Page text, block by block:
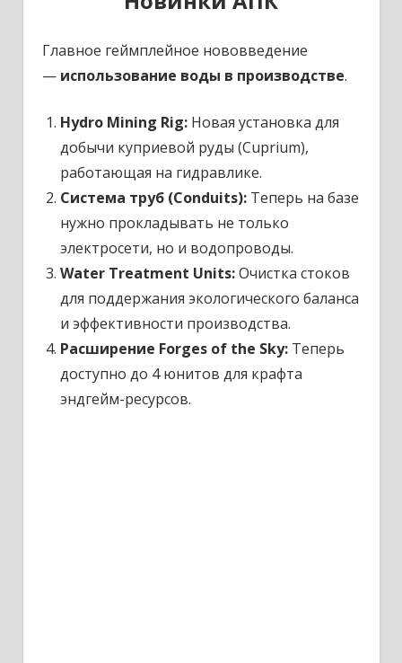
Главное геймплейное нововведение
— использование воды в производстве.
Hydro Mining Rig:Новая установка для
добычи куприевой руды (Cuprium),
работающая на гидравлике.
Система труб (Conduits):Теперь на базе
нужно прокладывать не только
электросети, но и водопроводы.
Water Treatment Units:Очистка стоков
для поддержания экологического баланса
и эффективности производства.
Расширение Forges of the Sky:Теперь
доступно до 4 юнитов для крафта
эндгейм-ресурсов.